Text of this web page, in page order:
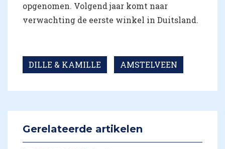
opgenomen. Volgend jaar komt naar
verwachting de eerste winkel in Duitsland.
DILLE & KAMILLE AMSTELVEEN
Gerelateerde artikelen